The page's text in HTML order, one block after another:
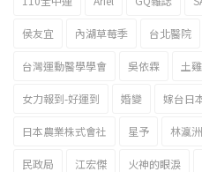
2023新北市北海岸國際風
侯友宜 內湖草莓季 台北醫院
台灣運動醫學學會 吳依霖 土雞
女力報到-好運到 婚變 嫁台日
日本農業株式會社 星予 林瀛洲
民政局 江宏傑 火神的眼淚